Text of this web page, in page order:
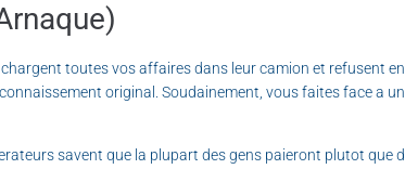
toutes vos affaires dans leur camion et refusent
original. Soudainement, vous faites face a
savent que la plupart des gens paieront plutot